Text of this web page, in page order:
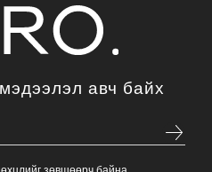
авч байх